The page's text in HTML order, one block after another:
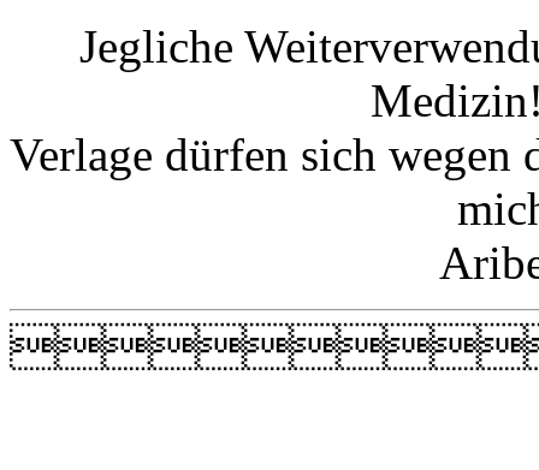
Jegliche
Verlage dürfen sich wegen